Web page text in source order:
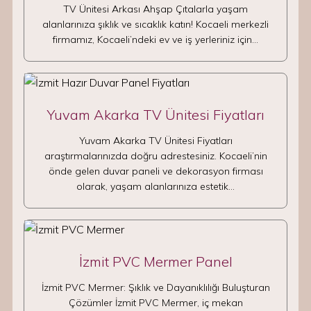
TV Ünitesi Arkası Ahşap Çıtalarla yaşam
alanlarınıza şıklık ve sıcaklık katın! Kocaeli merkezli
firmamız, Kocaeli’ndeki ev ve iş yerleriniz için…
Yuvam Akarka TV Ünitesi Fiyatları
Yuvam Akarka TV Ünitesi Fiyatları
araştırmalarınızda doğru adrestesiniz. Kocaeli’nin
önde gelen duvar paneli ve dekorasyon firması
olarak, yaşam alanlarınıza estetik…
İzmit PVC Mermer Panel
İzmit PVC Mermer: Şıklık ve Dayanıklılığı Buluşturan
Çözümler İzmit PVC Mermer, iç mekan